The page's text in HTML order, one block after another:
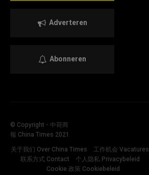
Adverteren
Abonneren
© Copyright - 中荷商
報 China Times 2021
关于我们 Over China Times
工作机会 Vacatures
联系方式 Contact
个人隐私 Privacybeleid
Cookie 政策 Cookiebeleid